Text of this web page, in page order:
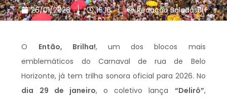
26/01/2026 16:16 Redação BaladasBH
O Então, Brilha!, um dos blocos mais
emblemáticos do Carnaval de rua de Belo
Horizonte, já tem trilha sonora oficial para 2026. No
dia 29 de janeiro, o coletivo lança “Delirô”,